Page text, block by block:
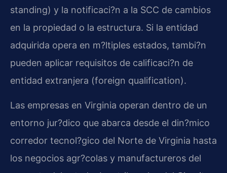
standing) y la notificaci?n a la SCC de cambios
en la propiedad o la estructura. Si la entidad
adquirida opera en m?ltiples estados, tambi?n
pueden aplicar requisitos de calificaci?n de
entidad extranjera (foreign qualification).
Las empresas en Virginia operan dentro de un
entorno jur?dico que abarca desde el din?mico
corredor tecnol?gico del Norte de Virginia hasta
los negocios agr?colas y manufactureros del